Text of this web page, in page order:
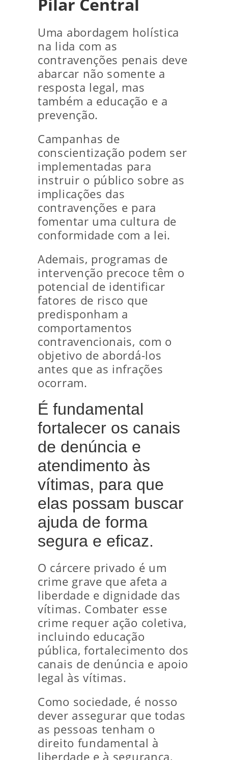
Uma abordagem holística
na lida com as
contravenções penais deve
abarcar não somente a
resposta legal, mas
também a educação e a
prevenção.
Campanhas de
conscientização podem ser
implementadas para
instruir o público sobre as
implicações das
contravenções e para
fomentar uma cultura de
conformidade com a lei.
Ademais, programas de
intervenção precoce têm o
potencial de identificar
fatores de risco que
predisponham a
comportamentos
contravencionais, com o
objetivo de abordá-los
antes que as infrações
ocorram.
É fundamental
fortalecer os canais
de denúncia e
atendimento às
vítimas, para que
elas possam buscar
ajuda de forma
segura e eficaz.
O cárcere privado é um
crime grave que afeta a
liberdade e dignidade das
vítimas. Combater esse
crime requer ação coletiva,
incluindo educação
pública, fortalecimento dos
canais de denúncia e apoio
legal às vítimas.
Como sociedade, é nosso
dever assegurar que todas
as pessoas tenham o
direito fundamental à
liberdade e à segurança,